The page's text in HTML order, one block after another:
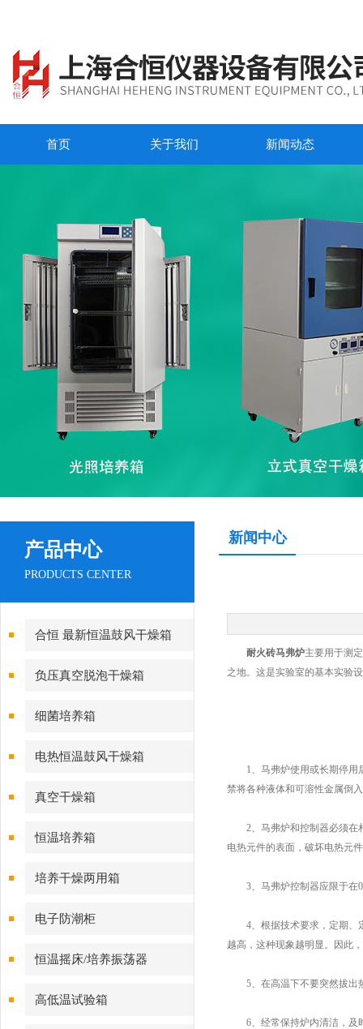
首页 关于我们 新闻动态
产品中心
PRODUCTS CENTER
合恒 最新恒温鼓风干燥箱
负压真空脱泡干燥箱
细菌培养箱
电热恒温鼓风干燥箱
真空干燥箱
恒温培养箱
培养干燥两用箱
电子防潮柜
恒温摇床/培养振荡器
高低温试验箱
新闻中心
耐火砖马弗炉主要用于测
之地。这是实验室的基本实验
1、马弗炉使用或长期停用后
禁将各种液体和可溶性金属倒
2、马弗炉和控制器必须在相
电热元件的表面，破坏电热元
3、马弗炉控制器应限于在
4、根据技术要求，定期、定
越高，这种现象越明显。因此
5、在高温下不要突然拔出
6、经常保持炉内清洁，及